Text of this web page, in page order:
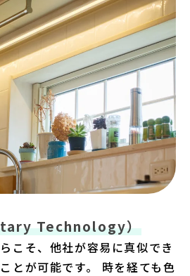
Technology）
こそ、他社が容易に真似でき
とが可能です。 時を経ても色